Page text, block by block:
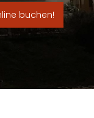
buchen!